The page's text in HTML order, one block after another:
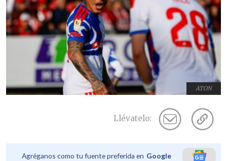
ATON
Llévatelo:
Agréganos como tu fuente preferida en Google